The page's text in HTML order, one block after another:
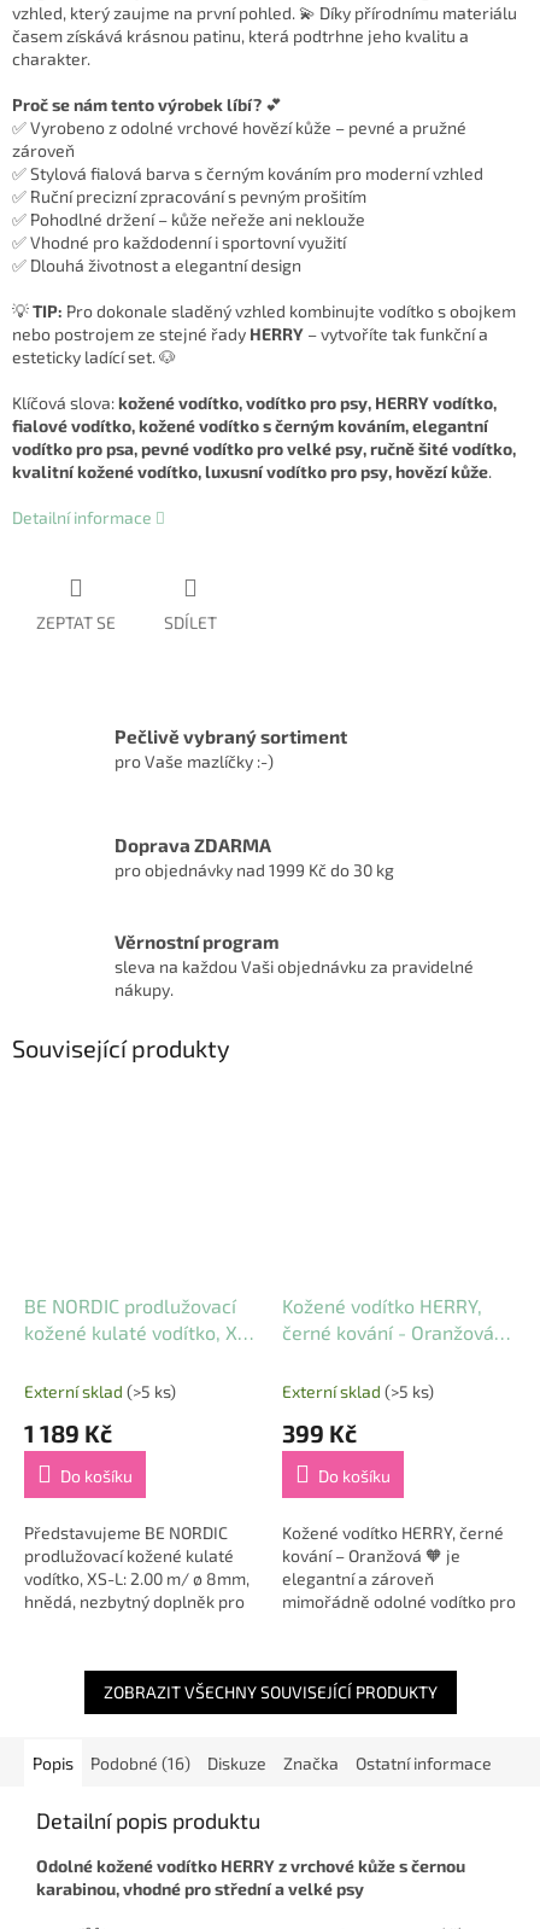
vzhled, který zaujme na první pohled. 💫 Díky přírodnímu materiálu
časem získává krásnou patinu, která podtrhne jeho kvalitu a
charakter.
Proč se nám tento výrobek líbí? 💕
✅ Vyrobeno z odolné vrchové hovězí kůže – pevné a pružné
zároveň
✅ Stylová fialová barva s černým kováním pro moderní vzhled
✅ Ruční precizní zpracování s pevným prošitím
✅ Pohodlné držení – kůže neřeže ani neklouže
✅ Vhodné pro každodenní i sportovní využití
✅ Dlouhá životnost a elegantní design
💡TIP: Pro dokonale sladěný vzhled kombinujte vodítko s obojkem
nebo postrojem ze stejné řady HERRY – vytvoříte tak funkční a
esteticky ladící set. 🐶
Klíčová slova:kožené vodítko, vodítko pro psy, HERRY vodítko,
fialové vodítko, kožené vodítko s černým kováním, elegantní
vodítko pro psa, pevné vodítko pro velké psy, ručně šité vodítko,
kvalitní kožené vodítko, luxusní vodítko pro psy, hovězí kůže.
Detailní informace
ZEPTAT SE SDÍLET
Pečlivě vybraný sortiment
pro Vaše mazlíčky :-)
Doprava ZDARMA
pro objednávky nad 1999 Kč do 30 kg
Věrnostní program
sleva na každou Vaši objednávku za pravidelné
nákupy.
Související produkty
BE NORDIC prodlužovací
kožené kulaté vodítko, XS-
Externí sklad (>5 ks)
1 189 Kč
Do košíku
Představujeme BE NORDIC
prodlužovací kožené kulaté
vodítko, XS-L: 2.00 m/ ø 8mm,
hnědá, nezbytný doplněk pro
funkčností....
Kožené vodítko HERRY,
černé kování - Oranžová
Externí sklad (>5 ks)
399 Kč
Do košíku
Kožené vodítko HERRY, černé
kování – Oranžová 🧡 je
elegantní a zároveň
mimořádně odolné vodítko pro
funkčností. Vyrobené z...
ZOBRAZIT VŠECHNY SOUVISEJÍCÍ PRODUKTY
Popis Podobné (16) Diskuze Značka Ostatní informace
Detailní popis produktu
Odolné kožené vodítko HERRY z vrchové kůže s černou
karabinou, vhodné pro střední a velké psy